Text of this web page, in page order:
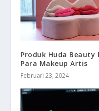
Produk Huda Beauty
Para Makeup Artis
Februari 23, 2024